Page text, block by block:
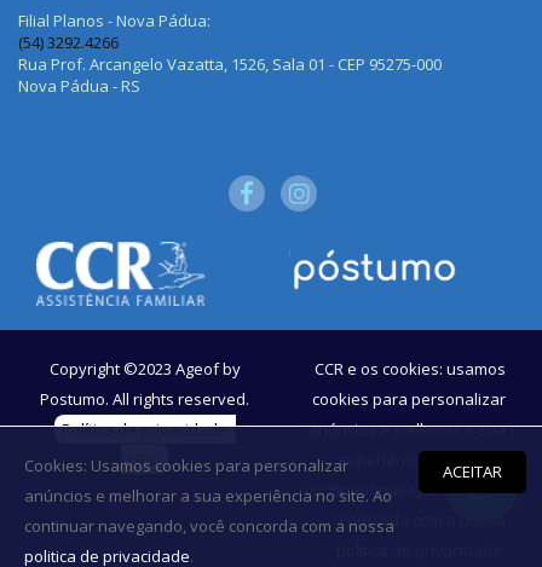
Filial Planos - Nova Pádua:
(54) 3292.4266
Rua Prof. Arcangelo Vazatta, 1526, Sala 01 - CEP 95275-000
Nova Pádua - RS
Cookies: Usamos cookies para personalizar
anúncios e melhorar a sua experiência no site. Ao
continuar navegando, você concorda com a nossa
politica de privacidade.
ACEITAR
Copyright ©2023 Ageof by
Postumo. All rights reserved.
Política de privacidade -
LGPD
CCR e os cookies: usamos
cookies para personalizar
anúncios e melhorar a sua
experiência no site. Ao
continuar navegando, você
concorda com a nossa